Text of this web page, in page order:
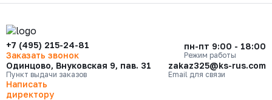
+7 (495) 215-24-81
Заказать звонок
пн-пт 9:00 - 18:00
Режим работы
Одинцово, Внуковская 9, пав. 31
Пункт выдачи заказов
zakaz325@ks-rus.com
Email для связи
Написать
директору